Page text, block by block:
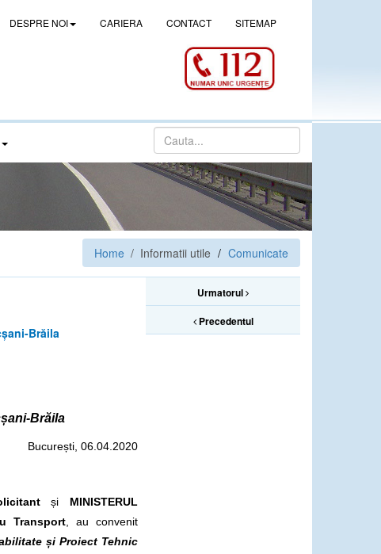
DESPRE NOI CARIERA CONTACT SITEMAP
Home / Informatii utile Comunicate
Urmatorul
Precedentul
Brăila
Brăila
București, 06.04.2020
și MINISTERUL
Transport, au convenit
și Proiect Tehnic